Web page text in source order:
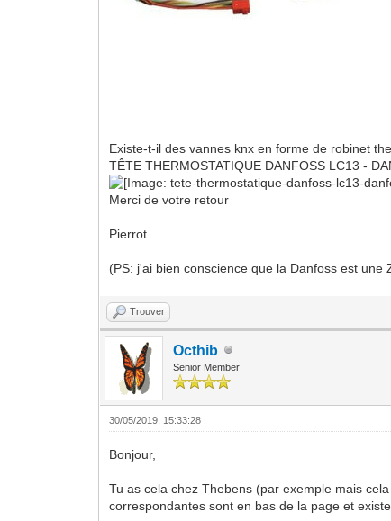
Existe-t-il des vannes knx en forme de robinet
TÊTE THERMOSTATIQUE DANFOSS LC13 -
Merci de votre retour
Pierrot
(PS: j'ai bien conscience que la Danfoss est
Trouver
Octhib
Senior Member
30/05/2019, 15:33:28
Bonjour,
Tu as cela chez Thebens (par exemple mais
correspondantes sont en bas de la page et